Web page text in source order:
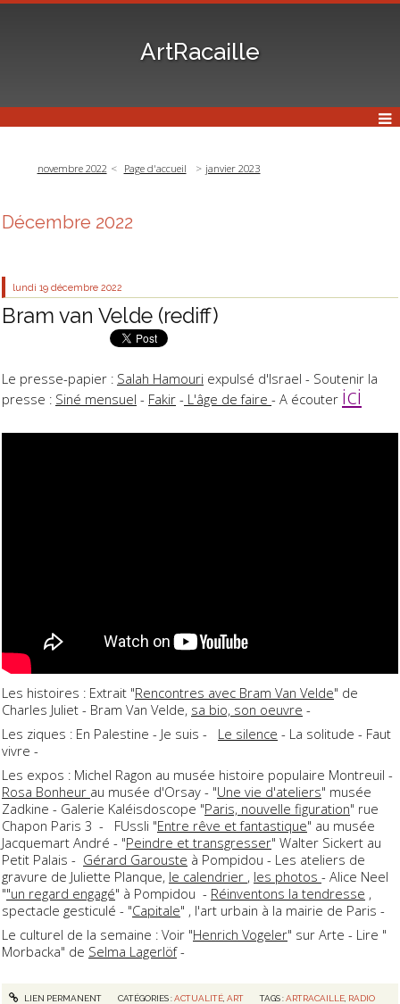
ArtRacaille
novembre 2022 Page d'accueil janvier 2023
Décembre 2022
lundi 19 décembre 2022
Bram van Velde (rediff)
Le presse-papier : Salah Hamouri expulsé d'Israel - Soutenir la
presse : Siné mensuel - Fakir - L'âge de faire - A écouter ici
Les histoires : Extrait "Rencontres avec Bram Van Velde" de
Charles Juliet - Bram Van Velde, sa bio, son oeuvre -
Les ziques : En Palestine - Je suis - Le silence - La solitude - Faut
vivre -
Les expos : Michel Ragon au musée histoire populaire Montreuil -
Rosa Bonheur au musée d'Orsay - "Une vie d'ateliers" musée
Zadkine - Galerie Kaléisdoscope "Paris, nouvelle figuration" rue
Chapon Paris 3 - FUssli "Entre rêve et fantastique" au musée
Jacquemart André - "Peindre et transgresser" Walter Sickert au
Petit Palais - Gérard Garouste à Pompidou - Les ateliers de
gravure de Juliette Planque, le calendrier , les photos - Alice Neel
""un regard engagé" à Pompidou - Réinventons la tendresse ,
spectacle gesticulé - "Capitale" , l'art urbain à la mairie de Paris -
Le culturel de la semaine : Voir "Henrich Vogeler" sur Arte - Lire "
Morbacka" de Selma Lagerlöf-
LIEN PERMANENT CATÉGORIES :ACTUALITÉ, ART TAGS :ARTRACAILLE RADIO